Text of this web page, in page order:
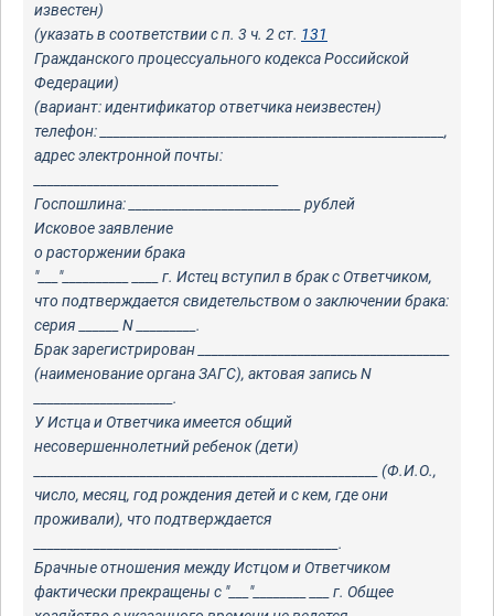
известен)
(указать в соответствии с п. 3 ч. 2 ст. 131
Гражданского процессуального кодекса Российской
Федерации)
(вариант: идентификатор ответчика неизвестен)
телефон: ____________________________________________________,
адрес электронной почты:
Госпошлина: __________________________ рублей
Исковое заявление
о расторжении брака
"___"__________ ____ г. Истец вступил в брак с Ответчиком,
что подтверждается свидетельством о заключении брака:
серия ______ N _________.
Брак зарегистрирован ______________________________________
(наименование органа ЗАГС), актовая запись N
_____________________.
У Истца и Ответчика имеется общий
несовершеннолетний ребенок (дети)
____________________________________________________ (Ф.И.О.,
число, месяц, год рождения детей и с кем, где они
проживали), что подтверждается
______________________________________________.
Брачные отношения между Истцом и Ответчиком
фактически прекращены с "___"________ ___ г. Общее